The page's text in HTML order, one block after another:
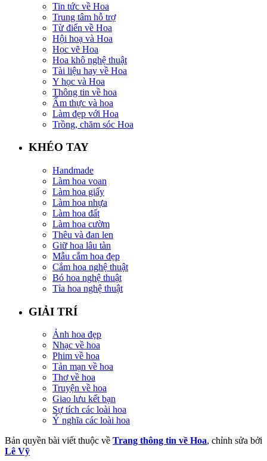
Tin tức về Hoa
Trung tâm hỗ trợ
Từ điển về Hoa
Hội hoạ và Hoa
Học vẽ Hoa
Hoa khô nghệ thuật
Tài liệu hay về Hoa
Y học và Hoa
Thông tin về hoa
Ẩm thực và hoa
Làm đẹp với Hoa
Trồng, chăm sóc Hoa
KHÉO TAY
Handmade
Làm hoa voan
Làm hoa giấy
Làm hoa nhựa
Làm hoa đất
Làm hoa cườm
Thêu và đan len
Giữ hoa lâu tàn
Mẫu cắm hoa đẹp
Cắm hoa nghệ thuật
Bó hoa nghệ thuật
Tỉa hoa nghệ thuật
GIẢI TRÍ
Ảnh hoa đẹp
Nhạc về hoa
Phim về hoa
Tản mạn về hoa
Thơ về hoa
Truyện về hoa
Giao lưu kết bạn
Sự tích các loài hoa
Ý nghĩa các loài hoa
Bản quyền bài viết thuộc về Trang thông tin về Hoa, chỉnh sửa bởi
Lê Vỹ